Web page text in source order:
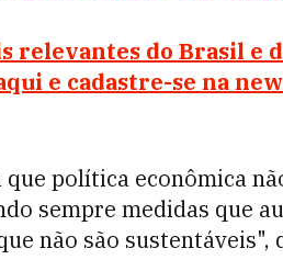
relevantes do Brasil e
e cadastre-se na
política econômica
sempre medidas que
não são sustentáveis",